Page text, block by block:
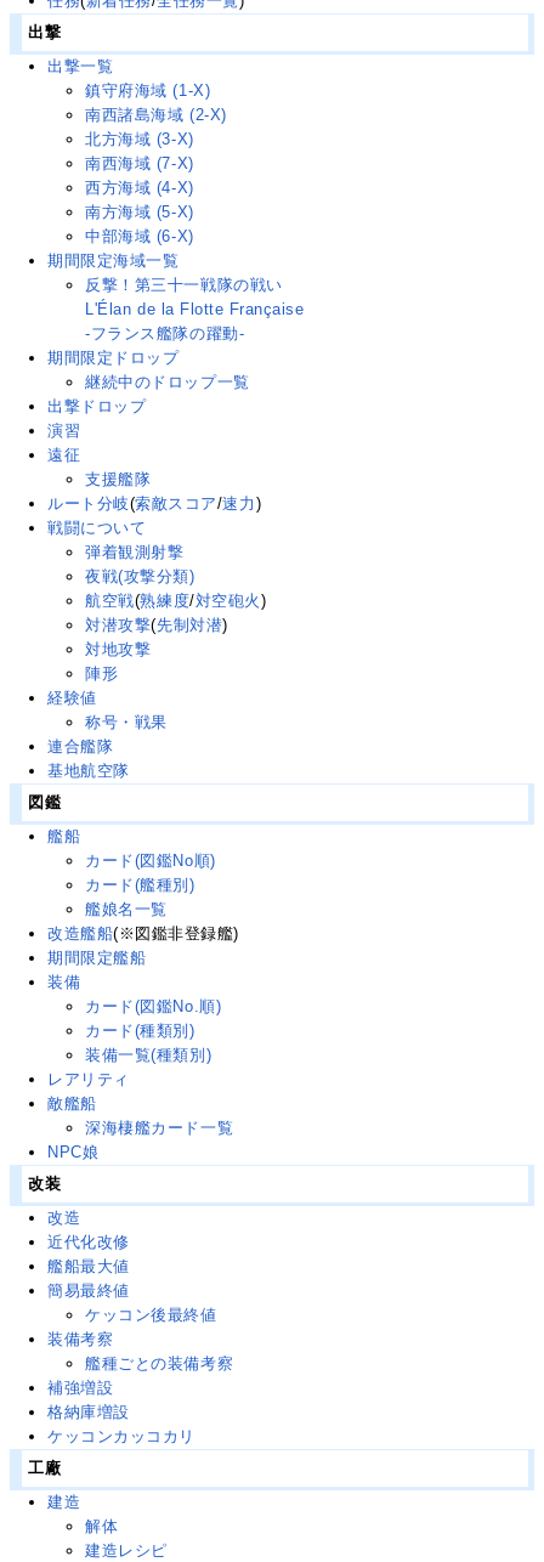
出撃
出撃一覧
鎮守府海域 (1-X)
南西諸島海域 (2-X)
北方海域 (3-X)
南西海域 (7-X)
西方海域 (4-X)
南方海域 (5-X)
中部海域 (6-X)
期間限定海域一覧
反撃！第三十一戦隊の戦い
L'Élan de la Flotte Française
-フランス艦隊の躍動-
期間限定ドロップ
継続中のドロップ一覧
出撃ドロップ
演習
遠征
支援艦隊
ルート分岐(索敵スコア/速力 )
戦闘について
弾着観測射撃
夜戦(攻撃分類)
航空戦(熟練度/対空砲火 )
対潜攻撃(先制対潜)
対地攻撃
陣形
経験値
称号・戦果
連合艦隊
基地航空隊
図鑑
艦船
カード(図鑑No順)
カード(艦種別)
艦娘名一覧
改造艦船(※図鑑非登録艦)
期間限定艦船
装備
カード(図鑑No.順)
カード(種類別)
装備一覧(種類別)
レアリティ
敵艦船
深海棲艦カード一覧
NPC娘
改装
改造
近代化改修
艦船最大値
簡易最終値
ケッコン後最終値
装備考察
艦種ごとの装備考察
補強増設
格納庫増設
ケッコンカッコカリ
工廠
建造
解体
建造レシピ